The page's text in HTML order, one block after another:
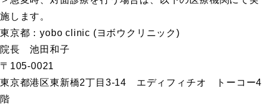
施します。
東京都：yobo clinic (ヨボウクリニック)
院長 池田和子
〒105-0021
東京都港区東新橋2丁目3-14 エディフィチオ トーコー4
階